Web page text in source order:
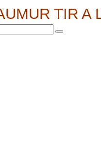
TIR A